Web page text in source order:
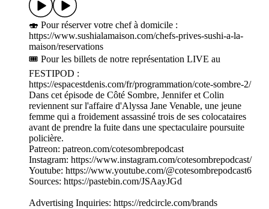
🍣 Pour réserver votre chef à domicile :
https://www.sushialamaison.com/chefs-prives-sushi-a-la-
maison/reservations
🎟️ Pour les billets de notre représentation LIVE au
FESTIPOD :
https://espacestdenis.com/fr/programmation/cote-sombre-2/
Dans cet épisode de Côté Sombre, Jennifer et Colin
reviennent sur l'affaire d'Alyssa Jane Venable, une jeune
femme qui a froidement assassiné trois de ses colocataires
avant de prendre la fuite dans une spectaculaire poursuite
policière.
Patreon: patreon.com/cotesombrepodcast
Instagram: https://www.instagram.com/cotesombrepodcast/
Youtube: https://www.youtube.com/@cotesombrepodcast6
Sources: https://pastebin.com/JSAayJGd
Advertising Inquiries: https://redcircle.com/brands